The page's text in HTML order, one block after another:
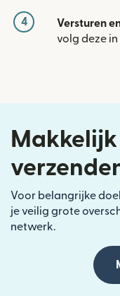
4 Versturen
volg deze
Voor belangrijke
je veilig grote
netwerk.